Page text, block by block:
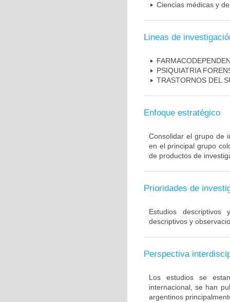
Ciencias médicas y
Lineas de
PSIQUIATRIA
TRASTORNOS DEL
Enfoque estratégico
Consolidar el grupo de
en el principal grupo
de productos de
Prioridades de
Estudios
descriptivos y
Perspectiva
Los estudios se
internacional, se han
argentinos